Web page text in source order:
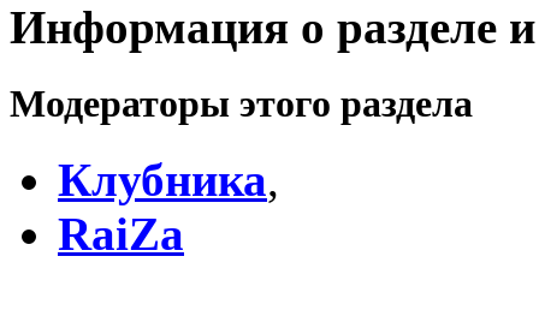
Информация о разделе
Модераторы этого раздела
Клубника,
RaiZa